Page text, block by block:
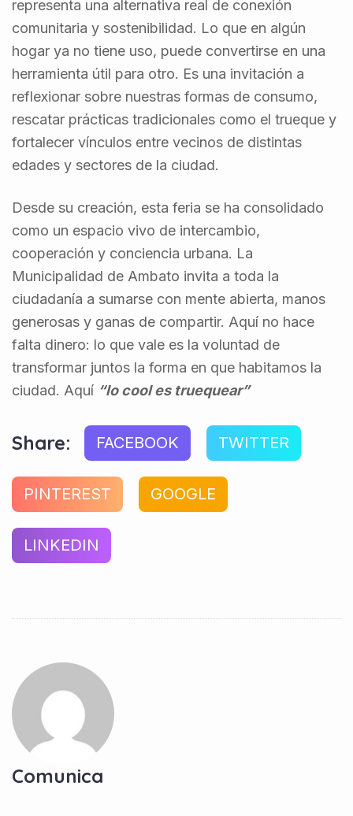
representa una alternativa real de conexión
comunitaria y sostenibilidad. Lo que en algún
hogar ya no tiene uso, puede convertirse en una
herramienta útil para otro. Es una invitación a
reflexionar sobre nuestras formas de consumo,
rescatar prácticas tradicionales como el trueque y
fortalecer vínculos entre vecinos de distintas
edades y sectores de la ciudad.
Desde su creación, esta feria se ha consolidado
como un espacio vivo de intercambio,
cooperación y conciencia urbana. La
Municipalidad de Ambato invita a toda la
ciudadanía a sumarse con mente abierta, manos
generosas y ganas de compartir. Aquí no hace
falta dinero: lo que vale es la voluntad de
transformar juntos la forma en que habitamos la
ciudad. Aquí “lo cool es truequear”
Share: FACEBOOK TWITTER
PINTEREST GOOGLE
LINKEDIN
Comunica